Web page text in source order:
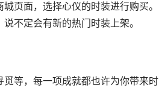
页面，选择心仪的时装进行购买。
不定会有新的热门时装上架。
等，每一项成就都也许为你带来时